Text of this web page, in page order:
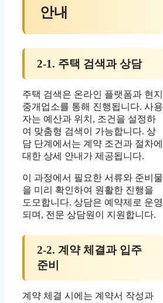
안내
2-1. 주택 검색과 상담
주택 검색은 온라인 플랫폼과 현지
중개업소를 통해 진행됩니다. 사용
자는 예산과 위치, 조건을 설정하
여 맞춤형 검색이 가능합니다. 상
담 단계에서는 계약 조건과 절차에
대한 상세 안내가 제공됩니다.
이 과정에서 필요한 서류와 준비물
을 미리 확인하여 원활한 진행을
도모합니다. 상담은 예약제로 운영
되며, 전문 상담원이 지원합니다.
2-2. 계약 체결과 입주
준비
계약 체결 시에는 계약서 작성과